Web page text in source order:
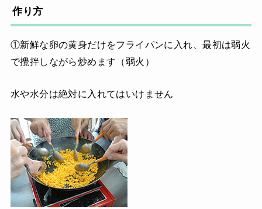
作り方
①新鮮な卵の黄身だけをフライパンに入れ、最初は弱火
で攪拌しながら炒めます（弱火）
水や水分は絶対に入れてはいけません